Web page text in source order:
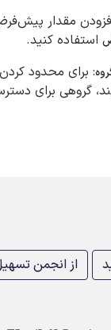
مقدار
استفاده کنید.
: برای محدود کردن
گروهی برای
از انجمن